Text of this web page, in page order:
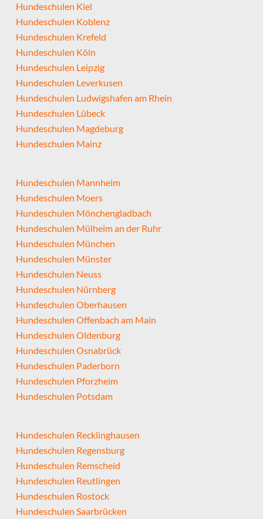
Hundeschulen Kiel
Hundeschulen Koblenz
Hundeschulen Krefeld
Hundeschulen Köln
Hundeschulen Leipzig
Hundeschulen Leverkusen
Hundeschulen Ludwigshafen am Rhein
Hundeschulen Lübeck
Hundeschulen Magdeburg
Hundeschulen Mainz
Hundeschulen Mannheim
Hundeschulen Moers
Hundeschulen Mönchengladbach
Hundeschulen Mülheim an der Ruhr
Hundeschulen München
Hundeschulen Münster
Hundeschulen Neuss
Hundeschulen Nürnberg
Hundeschulen Oberhausen
Hundeschulen Offenbach am Main
Hundeschulen Oldenburg
Hundeschulen Osnabrück
Hundeschulen Paderborn
Hundeschulen Pforzheim
Hundeschulen Potsdam
Hundeschulen Recklinghausen
Hundeschulen Regensburg
Hundeschulen Remscheid
Hundeschulen Reutlingen
Hundeschulen Rostock
Hundeschulen Saarbrücken